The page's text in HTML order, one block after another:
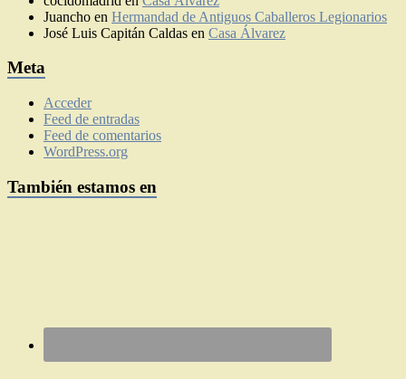
Juancho en Hermandad de Antiguos Caballeros Legionarios
José Luis Capitán Caldas en Casa Álvarez
Meta
Acceder
Feed de entradas
Feed de comentarios
WordPress.org
También estamos en